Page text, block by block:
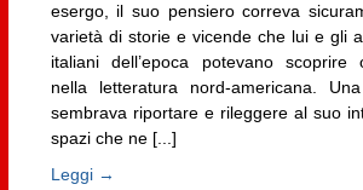
esergo, il suo pensiero correva
varietà di storie e vicende che lui e gli
italiani dell’epoca potevano scoprire
nella letteratura nord-americana.
sembrava riportare e rileggere al suo
spazi che ne [...]
Leggi →